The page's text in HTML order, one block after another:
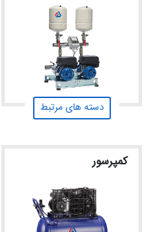
دسته های مرتبط
کمپرسور